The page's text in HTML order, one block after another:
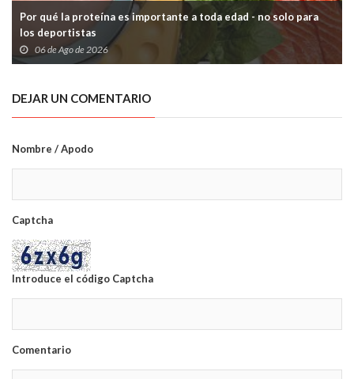
Por qué la proteína es importante a toda edad - no solo para
los deportistas
06 de Ago de 2026
DEJAR UN COMENTARIO
Nombre / Apodo
Captcha
Introduce el código Captcha
Comentario